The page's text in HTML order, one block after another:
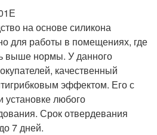
на основе силикона
для работы в помещениях, где
выше нормы. У данного
качественный
эффектом. Его с
любого
Срок отвердевания
7 дней.